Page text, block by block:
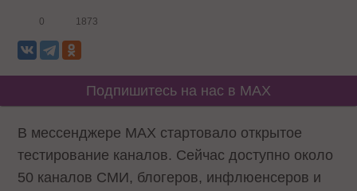
0 1873
Подпишитесь на нас в MAX
В мессенджере MAX стартовало открытое
тестирование каналов. Сейчас доступно около
50 каналов СМИ, блогеров, инфлюенсеров и